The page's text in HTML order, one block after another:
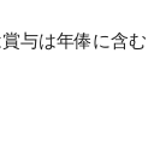
与は年俸に含む